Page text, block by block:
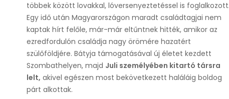
többek között lovakkal, lóversenyeztetéssel is foglalkozott.
Egy idő után Magyarországon maradt családtagjai nem
kaptak hírt felőle, már-már eltűntnek hitték, amikor az
ezredfordulón családja nagy örömére hazatért
szülőföldjére. Bátyja támogatásával új életet kezdett
Szombathelyen, majd Juli személyében kitartó társra
lelt, akivel egészen most bekövetkezett haláláig boldog
párt alkottak.